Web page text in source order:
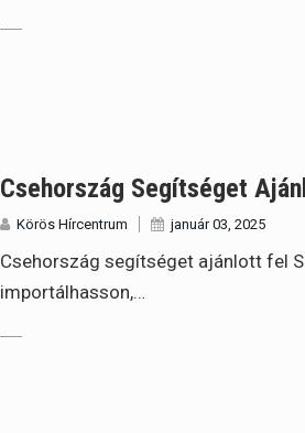
Csehország Segítséget
Körös Hírcentrum január 03, 2025
Csehország segítséget ajánlott fel
importálhasson,…